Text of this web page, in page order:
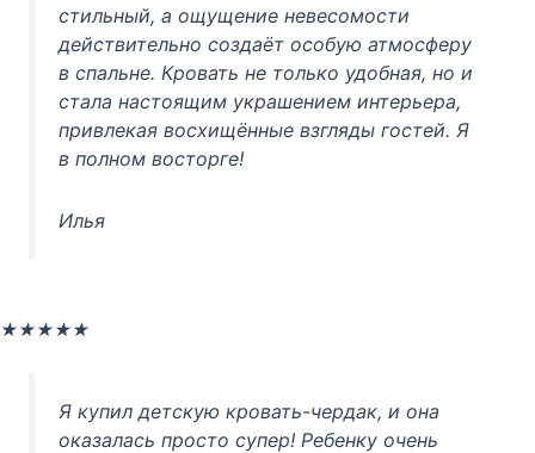
стильный, а ощущение невесомости
действительно создаёт особую атмосферу
в спальне. Кровать не только удобная, но и
стала настоящим украшением интерьера,
привлекая восхищённые взгляды гостей. Я
в полном восторге!
Илья
★★★★★
5
Я купил детскую кровать-чердак, и она
оказалась просто супер! Ребенку очень